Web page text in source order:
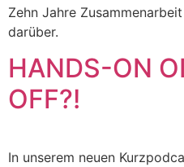
Zehn Jahre
darüber.
HANDS-ON
OFF?!
In unserem neuen